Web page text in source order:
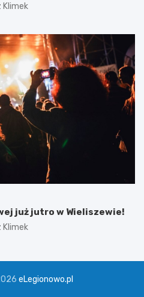
Klimek
już jutro w Wieliszewie!
Klimek
eLegionowo.pl